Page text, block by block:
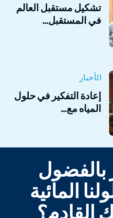
تشكيل مستقبل العالم
في المستقبل...
الأخبار
إعادة التفكير في حلول
المياه مع...
المائية
القادم؟